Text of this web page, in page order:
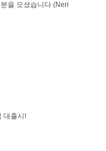
을 모셨습니다 (Neri
대출시!